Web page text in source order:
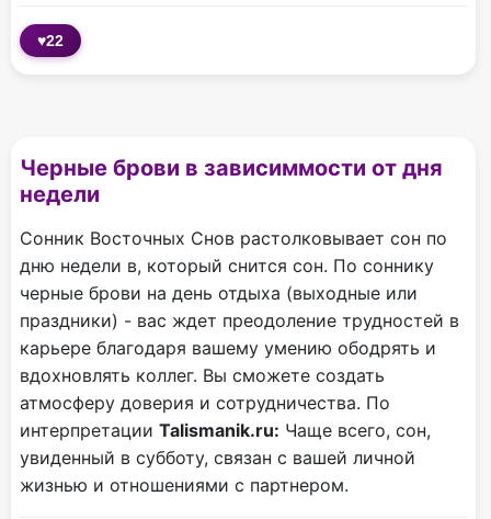
♥22
Черные брови в зависиммости от дня
недели
Сонник Восточных Снов растолковывает сон по
дню недели в, который снится сон. По соннику
черные брови на день отдыха (выходные или
праздники) - вас ждет преодоление трудностей в
карьере благодаря вашему умению ободрять и
вдохновлять коллег. Вы сможете создать
атмосферу доверия и сотрудничества. По
интерпретации Talismanik.ru: Чаще всего, сон,
увиденный в субботу, связан с вашей личной
жизнью и отношениями с партнером.